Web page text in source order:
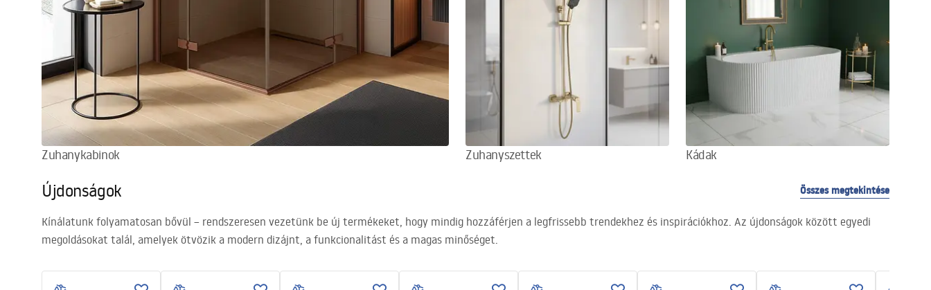
Zuhanykabinok Zuhanyszettek Kádak
Újdonságok Összes megtekintése
Kínálatunk folyamatosan bővül – rendszeresen vezetünk be új termékeket, hogy mindig hozzáférjen a legfrissebb trendekhez és inspirációkhoz. Az újdonságok között egyedi
megoldásokat talál, amelyek ötvözik a modern dizájnt, a funkcionalitást és a magas minőséget.